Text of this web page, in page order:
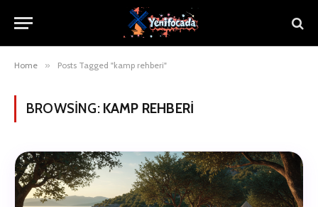
Home » Posts Tagged "kamp rehberi"
BROWSING: KAMP REHBERI